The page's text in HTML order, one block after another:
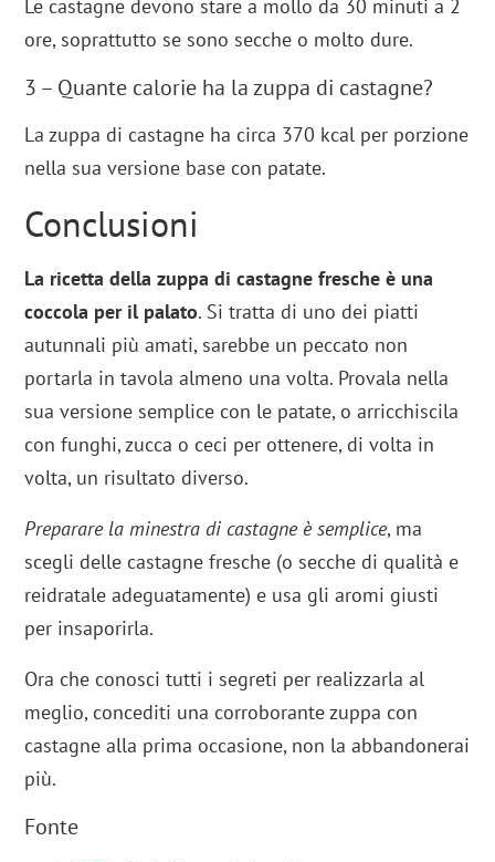
Le castagne devono stare a mollo da 30 minuti a 2
ore, soprattutto se sono secche o molto dure.
3 – Quante calorie ha la zuppa di castagne?
La zuppa di castagne ha circa 370 kcal per porzione
nella sua versione base con patate.
Conclusioni
La ricetta della zuppa di castagne fresche è una
coccola per il palato. Si tratta di uno dei piatti
autunnali più amati, sarebbe un peccato non
portarla in tavola almeno una volta. Provala nella
sua versione semplice con le patate, o arricchiscila
con funghi, zucca o ceci per ottenere, di volta in
volta, un risultato diverso.
Preparare la minestra di castagne è semplice, ma
scegli delle castagne fresche (o secche di qualità e
reidratale adeguatamente) e usa gli aromi giusti
per insaporirla.
Ora che conosci tutti i segreti per realizzarla al
meglio, concediti una corroborante zuppa con
castagne alla prima occasione, non la abbandonerai
più.
Fonte